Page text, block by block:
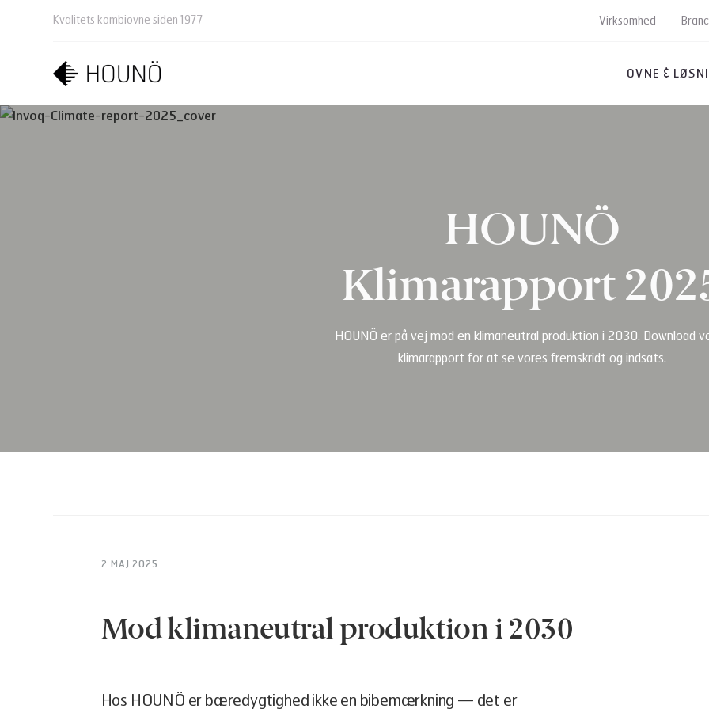
Kvalitets kombiovne siden 1977 Virksomhed
OVNE &
HOUNÖ
Klimarapport
HOUNÖ er på vej mod en klimaneutral produktion i 2030. Download
klimarapport for at se vores fremskridt og indsats.
2 MAJ 2025
Mod klimaneutral produktion i 2030
Hos HOUNÖ er bæredygtighed ikke en bibemærkning — det er